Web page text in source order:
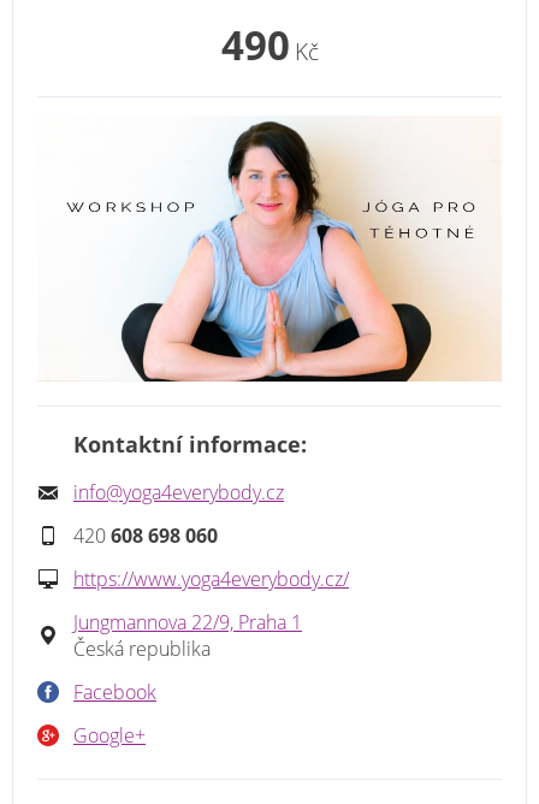
490 Kč
Kontaktní informace:
info@yoga4everybody.cz
420608 698 060
https://www.yoga4everybody.cz/
Jungmannova 22/9, Praha 1
Česká republika
Facebook
Google+